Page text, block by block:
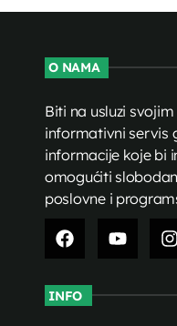
O NAMA
Biti na usluzi
informativni servis
informacije koje bi
omogućiti
poslovne i
INFO